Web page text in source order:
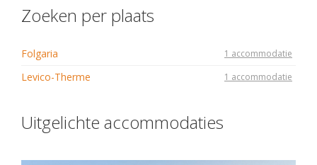
Zoeken per plaats
Folgaria 1 accommodatie
Levico-Therme 1 accommodatie
Uitgelichte accommodaties